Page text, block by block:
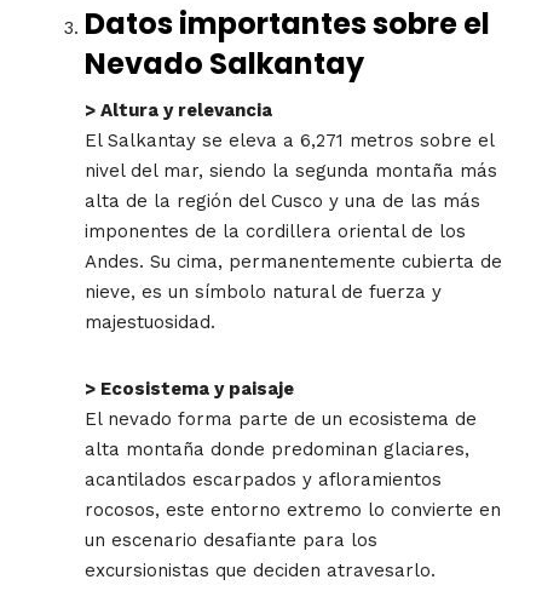
Datos importantes sobre el
Nevado Salkantay
> Altura y relevancia
El Salkantay se eleva a 6,271 metros sobre el
nivel del mar, siendo la segunda montaña más
alta de la región del Cusco y una de las más
imponentes de la cordillera oriental de los
Andes. Su cima, permanentemente cubierta de
nieve, es un símbolo natural de fuerza y
majestuosidad.
> Ecosistema y paisaje
El nevado forma parte de un ecosistema de
alta montaña donde predominan glaciares,
acantilados escarpados y afloramientos
rocosos, este entorno extremo lo convierte en
un escenario desafiante para los
excursionistas que deciden atravesarlo.